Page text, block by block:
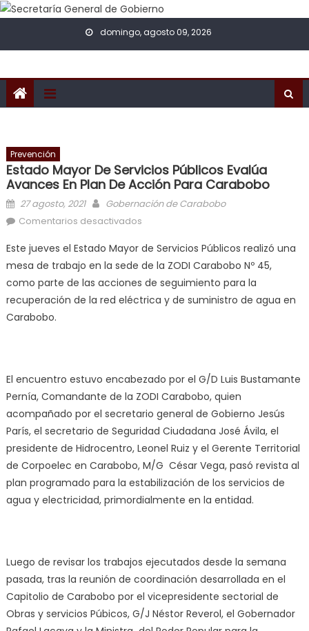
Skip to content
domingo, agosto 09, 2026
Prevención
Estado Mayor De Servicios Públicos Evalúa
Avances En Plan De Acción Para Carabobo
Posted on
27 agosto, 2021 Author
Gobernación de Carabobo
Comentarios desactivados
acción para Carabobo
Este jueves el Estado Mayor de Servicios Públicos realizó una
mesa de trabajo en la sede de la ZODI Carabobo Nº 45,
como parte de las acciones de seguimiento para la
recuperación de la red eléctrica y de suministro de agua en
Carabobo.
El encuentro estuvo encabezado por el G/D Luis Bustamante
Pernía, Comandante de la ZODI Carabobo, quien
acompañado por el secretario general de Gobierno Jesús
París, el secretario de Seguridad Ciudadana José Ávila, el
presidente de Hidrocentro, Leonel Ruiz y el Gerente Territorial
de Corpoelec en Carabobo, M/G César Vega, pasó revista al
plan programado para la estabilización de los servicios de
agua y electricidad, primordialmente en la entidad.
Luego de revisar los trabajos ejecutados desde la semana
pasada, tras la reunión de coordinación desarrollada en el
Capitolio de Carabobo por el vicepresidente sectorial de
Obras y servicios Púbicos, G/J Néstor Reverol, el Gobernador